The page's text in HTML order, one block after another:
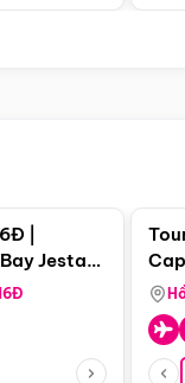
|
Jestar